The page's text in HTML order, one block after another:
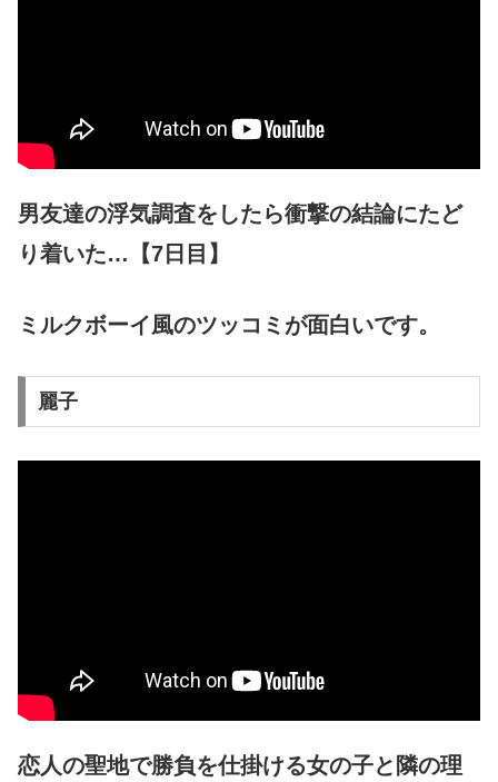
男友達の浮気調査をしたら衝撃の結論にたど
り着いた…【7日目】
ミルクボーイ風のツッコミが面白いです。
麗子
恋人の聖地で勝負を仕掛ける女の子と隣の理